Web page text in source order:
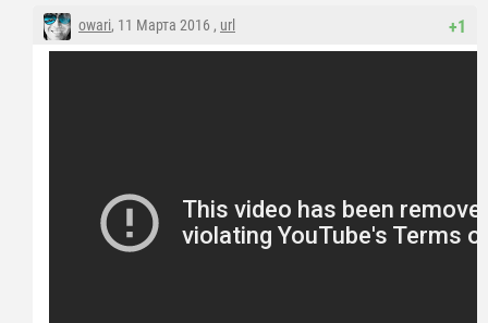
+1
owari, 11 Марта 2016 , url